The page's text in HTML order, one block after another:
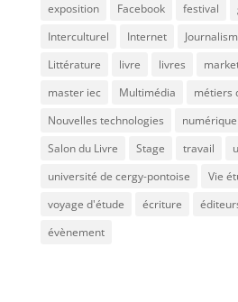
exposition
Facebook festival
Interculturel
Internet
Littérature
livre livres
master iec
Multimédia
métiers
Nouvelles technologies
numérique
Salon du Livre
Stage travail
université de cergy-pontoise
Vie
voyage d'étude
écriture
évènement